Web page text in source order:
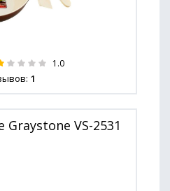
1.0
1
VS-2531